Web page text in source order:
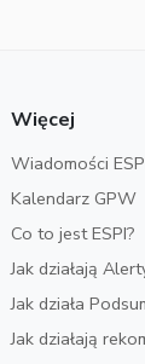
Więcej
Wiadomości
Kalendarz GPW
Co to jest ESPI?
Jak działają
Jak działa
Jak działają